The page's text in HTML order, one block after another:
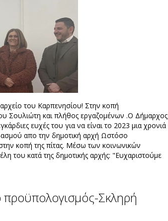
του Καρπενησίου! Στην κοπή
Σουλιώτη και πλήθος εργαζομένων .Ο Δήμαρχος
ευχές του για να είναι το 2023 μια χρονιά
απο την δημοτική αρχή Ωστόσο
κοπή της πίτας. Μέσω των κοινωνικών
του κατά της δημοτικής αρχής: "Ευχαριστούμε
Σκληρή